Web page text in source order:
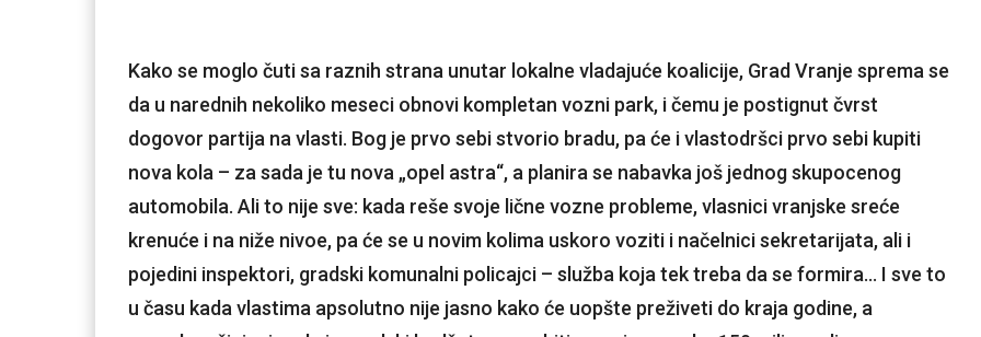
Kako se moglo čuti sa raznih strana unutar lokalne vladajuće koalicije, Grad Vranje sprema se
da u narednih nekoliko meseci obnovi kompletan vozni park, i čemu je postignut čvrst
dogovor partija na vlasti. Bog je prvo sebi stvorio bradu, pa će i vlastodršci prvo sebi kupiti
nova kola – za sada je tu nova „opel astra“, a planira se nabavka još jednog skupocenog
automobila. Ali to nije sve: kada reše svoje lične vozne probleme, vlasnici vranjske sreće
krenuće i na niže nivoe, pa će se u novim kolima uskoro voziti i načelnici sekretarijata, ali i
pojedini inspektori, gradski komunalni policajci – služba koja tek treba da se formira… I sve to
u času kada vlastima apsolutno nije jasno kako će uopšte preživeti do kraja godine, a